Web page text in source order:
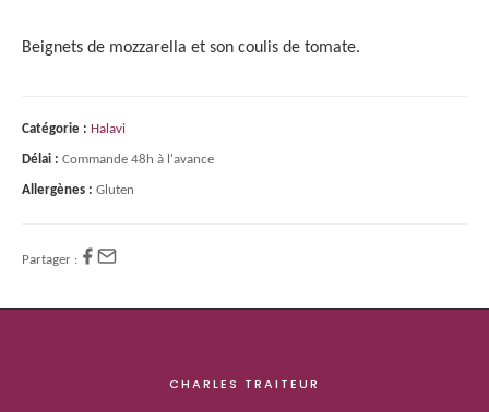
Beignets de mozzarella et son coulis de tomate.
Catégorie : Halavi
Délai : Commande 48h à l'avance
Allergènes : Gluten
Partager :
CHARLES TRAITEUR